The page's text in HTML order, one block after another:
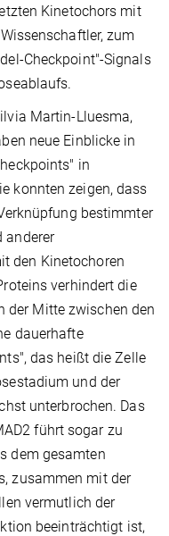
Kinetochors mit
zum
Checkpoint"-Signals
Martin-Lluesma,
neue Einblicke in
in
konnten zeigen, dass
bestimmter
anderer
den Kinetochoren
verhindert die
der Mitte zwischen den
dauerhafte
das heißt die Zelle
und der
unterbrochen. Das
führt sogar zu
dem gesamten
zusammen mit der
vermutlich der
beeinträchtigt ist,